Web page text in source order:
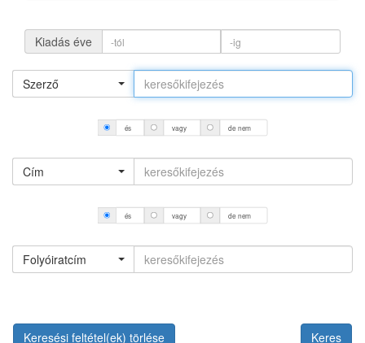
Kiadás éve
Szerző
és vagy de nem
Cím
és vagy de nem
Folyóiratcím
Keresési feltétel(ek) törlése